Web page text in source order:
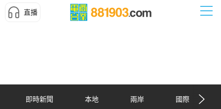
直播
即時新聞 本地 兩岸 國際